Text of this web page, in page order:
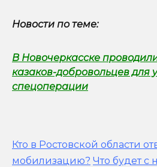
Новости по теме:
В Новочеркасске
казаков-добровольцев для
спецоперации
Кто в Ростовской области
мобилизацию? Что будет с